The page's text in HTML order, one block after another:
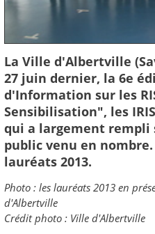
La Ville d'Albertville
27 juin dernier, la 6e
d'Information sur les
Sensibilisation", les
qui a largement rempli
public venu en
lauréats 2013.
Photo : les lauréats 2013 en
d'Albertville
Crédit photo : Ville d'Albertville